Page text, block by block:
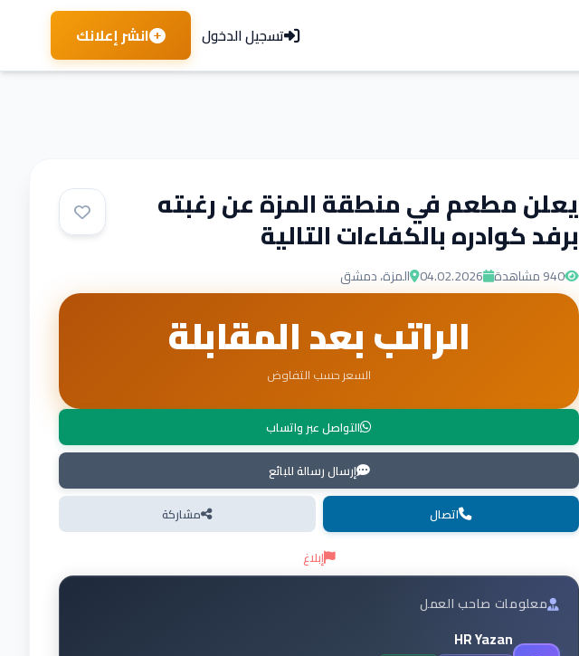
تسجيل الدخول انشر إعلانك
يعلن مطعم في منطقة المزة عن رغبته
برفد كوادره بالكفاءات التالية
940مشاهدة 04.02.2026 المزة، دمشق
الراتب بعد المقابلة
السعر حسب التفاوض
التواصل عبر واتساب
إرسال رسالة للبائع
اتصال
مشاركة
إبلاغ
معلومات صاحب العمل
HR Yazan